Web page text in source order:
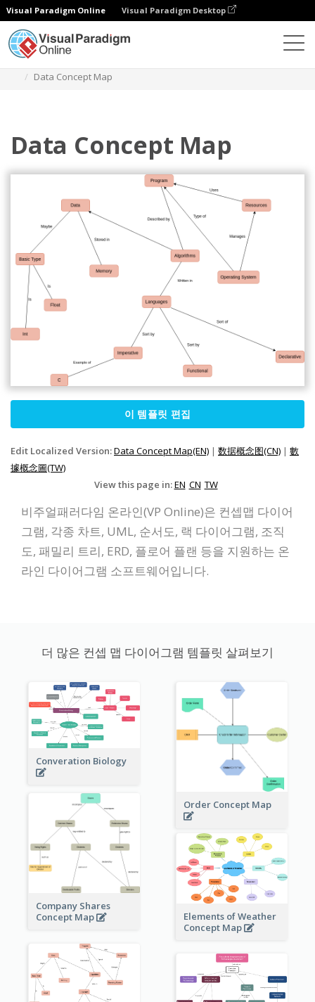
Visual Paradigm Online Visual Paradigm Desktop
Data Concept Map
Data Concept Map
이 템플릿 편집
Edit Localized Version:Data Concept Map(EN) | 数据概念图(CN) | 數
據概念圖(TW)
View this page in:EN CN TW
비주얼패러다임 온라인(VP Online)은 컨셉맵 다이어
그램, 각종 차트, UML, 순서도, 랙 다이어그램, 조직
도, 패밀리 트리, ERD, 플로어 플랜 등을 지원하는 온
라인 다이어그램 소프트웨어입니다.
더 많은 컨셉 맵 다이어그램 템플릿 살펴보기
Converation Biology
Order Concept Map
Company Shares
Concept Map
Elements of Weather
Concept Map